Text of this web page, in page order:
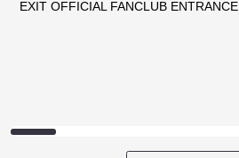
EXIT OFFICIAL FANCLUB ENTRANCE